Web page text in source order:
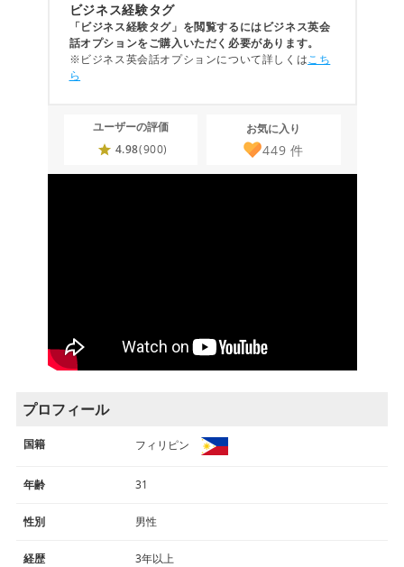
ビジネス経験タグ
「ビジネス経験タグ」を閲覧するにはビジネス英会
話オプションをご購入いただく必要があります。
※ビジネス英会話オプションについて詳しくはこち
ら
ユーザーの評価
4.98(900)
お気に入り
449 件
プロフィール
国籍 フィリピン
年齢 31
性別 男性
経歴 3年以上